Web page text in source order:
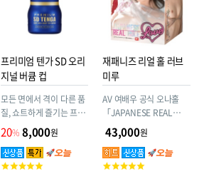
프리미엄 텐가 SD 오리
지널 버큠 컵
모든 면에서 격이 다른 품
질, 쇼트하게 즐기는 프리
미엄 쾌감
20% 8,000원
고
재패니즈 리얼 홀 러브
미루
AV 여배우 공식 오나홀
「JAPANESE REAL
HOLE LOVE_」 CUTE
한 외모! 하드플레이도 완
전 좋아하는 섹스 레벨
MAX!! miru의 그곳을 끝
43,000원
고